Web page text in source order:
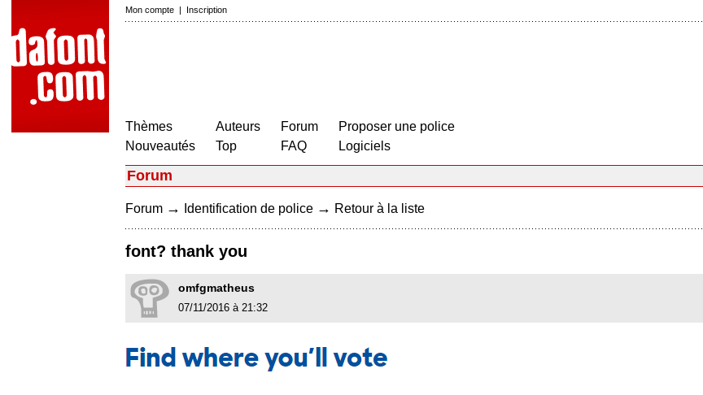
Mon compte | Inscription
Thèmes
Nouveautés
Auteurs
Top
Forum
FAQ
Proposer une police
Logiciels
Forum
Forum → Identification de police → Retour à la liste
font? thank you
omfgmatheus
07/11/2016 à 21:32